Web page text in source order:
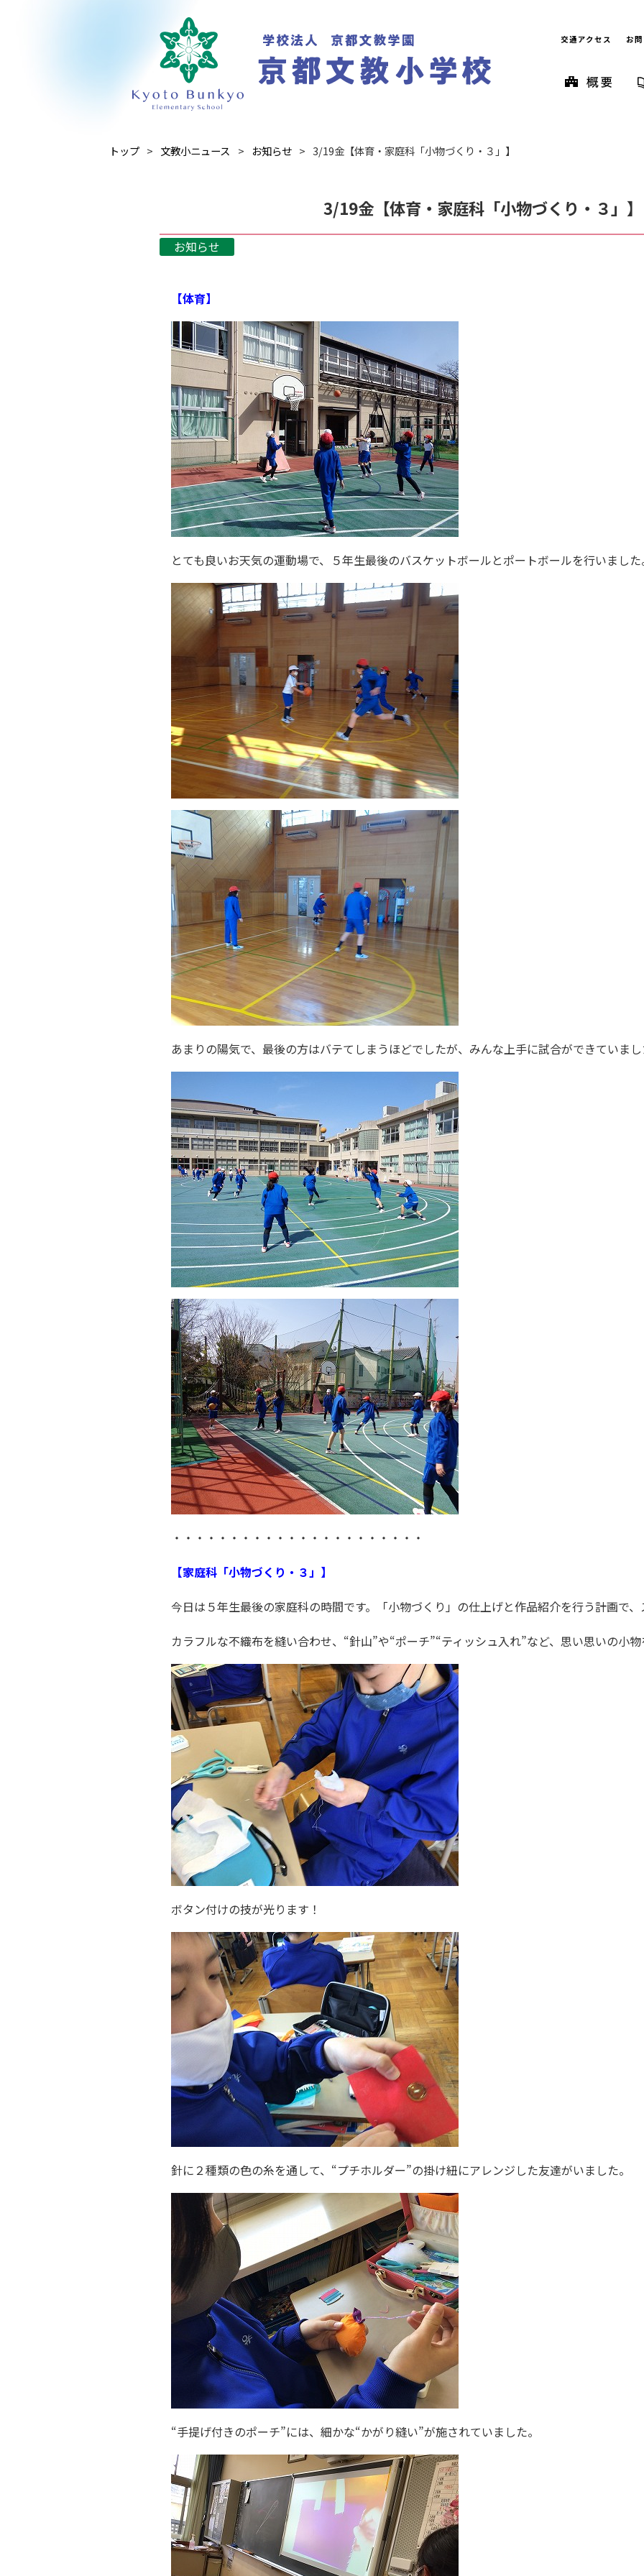
交通アクセス お
トップ 文教小ニュース お知らせ 3/19金【体育・家庭科「小物づくり・３」】
3/19金【体育・家庭科「小物づくり・３」】
お知らせ
【体育】
とても良いお天気の運動場で、５年生最後のバスケットボールとポートボールを行いまし
あまりの陽気で、最後の方はバテてしまうほどでしたが、みんな上手に試合ができていま
・・・・・・・・・・・・・・・・・・・・・・
【家庭科「小物づくり・３」】
今日は５年生最後の家庭科の時間です。「小物づくり」の仕上げと作品紹介を行う計画で
カラフルな不織布を縫い合わせ、“針山”や“ポーチ”“ティッシュ入れ”など、思い思いの小
ボタン付けの技が光ります！
針に２種類の色の糸を通して、“プチホルダー”の掛け紐にアレンジした友達がいました。
“手提げ付きのポーチ”には、細かな“かがり縫い”が施されていました。